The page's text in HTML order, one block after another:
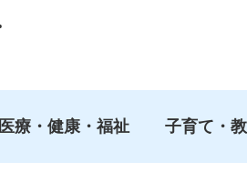
医療・健康・福祉 子育て・